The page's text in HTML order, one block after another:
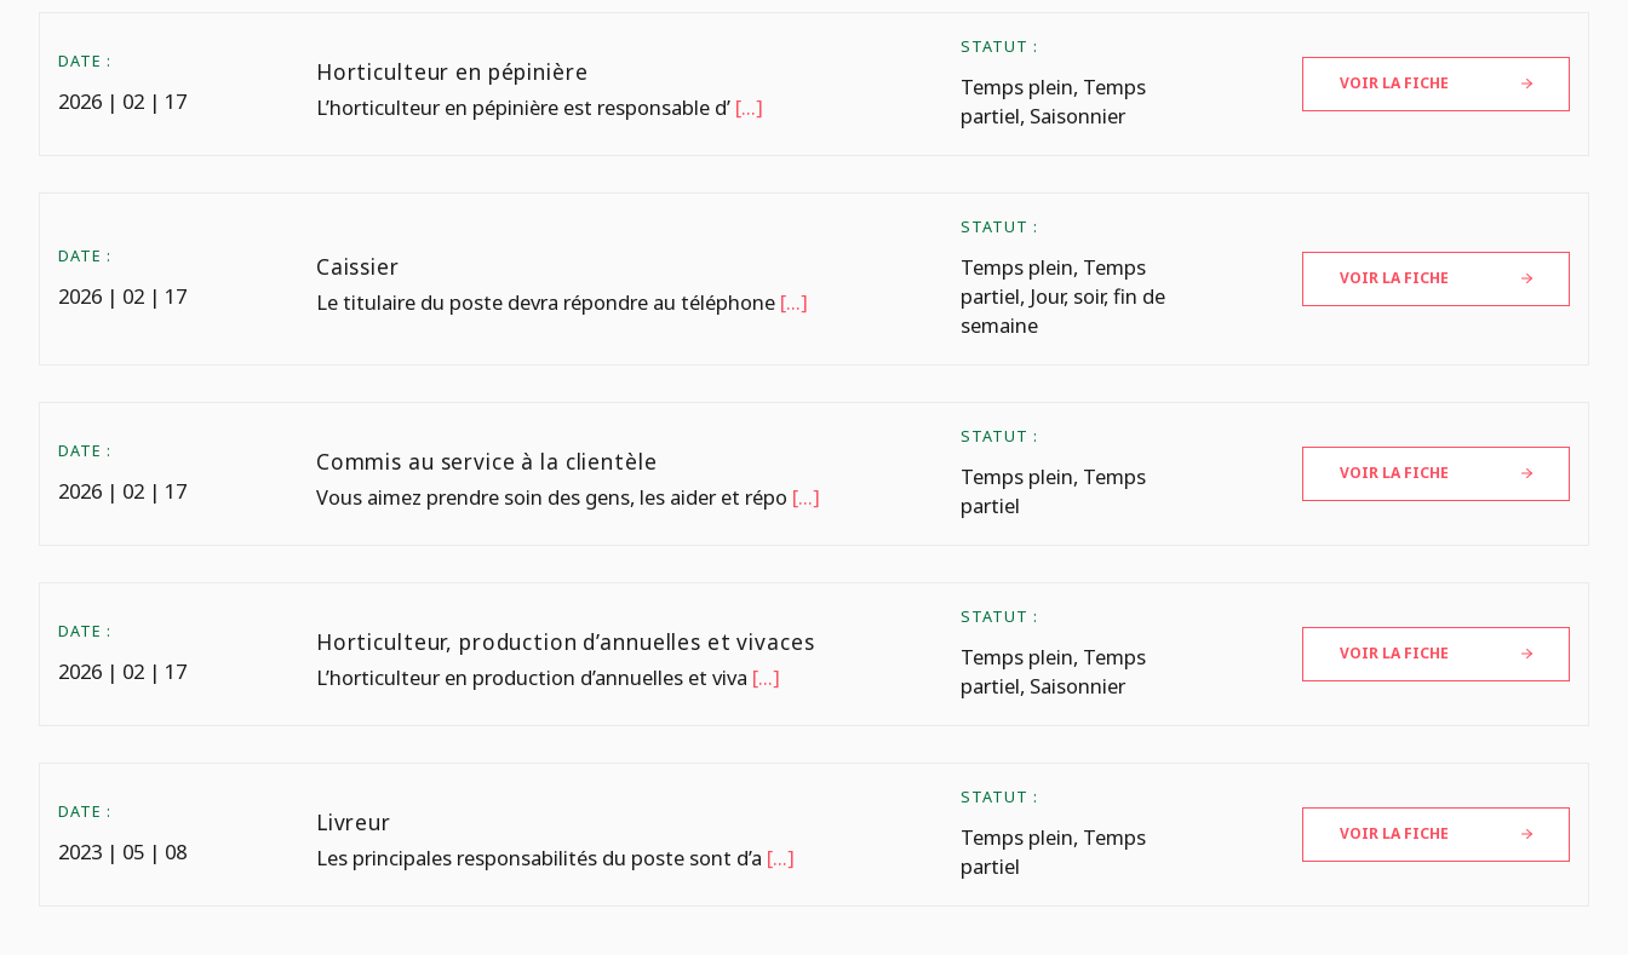
DATE :
2023 | 05 | 08
Livreur
Les principales responsabilités du poste sont d’a [...]
STATUT :
Temps plein, Temps
partiel
VOIR LA FICHE
DATE :
2026 | 02 | 17
Horticulteur, production d’annuelles et vivaces
L’horticulteur en production d’annuelles et viva [...]
STATUT :
Temps plein, Temps
partiel, Saisonnier
VOIR LA FICHE
DATE :
2026 | 02 | 17
Commis au service à la clientèle
Vous aimez prendre soin des gens, les aider et répo [...]
STATUT :
Temps plein, Temps
partiel
VOIR LA FICHE
DATE :
2026 | 02 | 17
Caissier
Le titulaire du poste devra répondre au téléphone[...]
STATUT :
Temps plein, Temps
partiel, Jour, soir, fin de
semaine
VOIR LA FICHE
DATE :
2026 | 02 | 17
Horticulteur en pépinière
L’horticulteur en pépinière est responsable d’[...]
STATUT :
Temps plein, Temps
partiel, Saisonnier
VOIR LA FICHE